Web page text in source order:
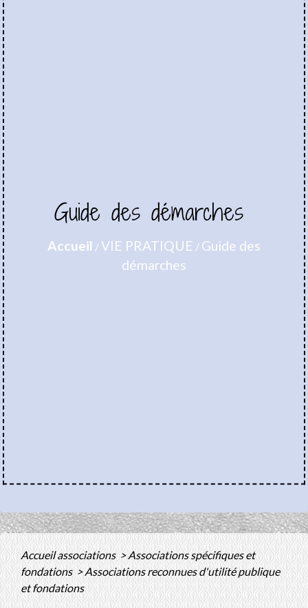
Guide des démarches
Accueil /VIE PRATIQUE / Guide des
démarches
Accueil associations>Associations spécifiques et
fondations>Associations reconnues d'utilité publique
et fondations